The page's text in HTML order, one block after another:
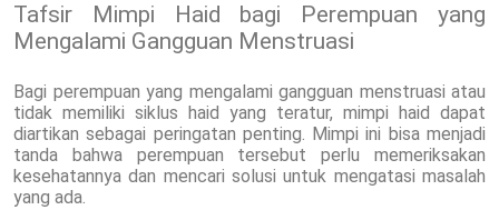
Tafsir Mimpi Haid bagi Perempuan yang
Mengalami Gangguan Menstruasi
Bagi perempuan yang mengalami gangguan menstruasi atau
tidak memiliki siklus haid yang teratur, mimpi haid dapat
diartikan sebagai peringatan penting. Mimpi ini bisa menjadi
tanda bahwa perempuan tersebut perlu memeriksakan
kesehatannya dan mencari solusi untuk mengatasi masalah
yang ada.